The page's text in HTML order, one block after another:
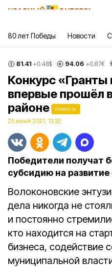
80 лет Победы Новости
81.41 +0.48$ 94.06 +0.87€
Конкурс
впервые прошёл
районе
Новость
25 июня 2021, 13:32
Победители получат
субсидию на развитие
Волоконовские
дела никогда не
и постоянно
кто находится на
бизнеса, содействие
муниципальной